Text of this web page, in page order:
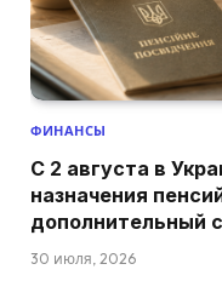
ФИНАНСЫ
С 2 августа в
назначения
дополнительный
30 июля, 2026